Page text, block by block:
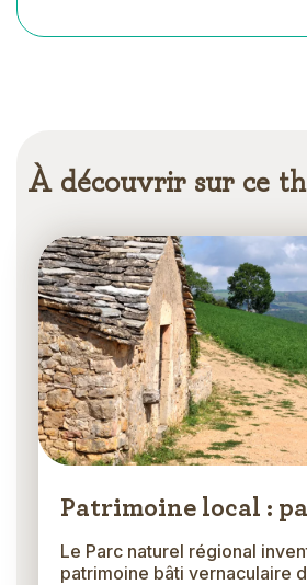
À découvrir sur ce
Patrimoine local :
Le Parc naturel régional
patrimoine bâti vernaculaire